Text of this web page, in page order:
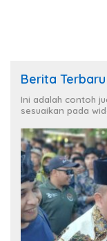
Berita Terbaru
Ini adalah contoh
sesuaikan pada